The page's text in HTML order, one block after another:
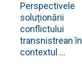
Perspectivele
soluționării
conflictului
transnistrean în
contextul ...